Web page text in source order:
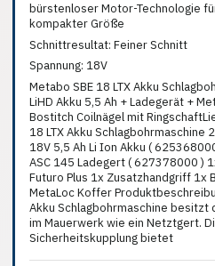
bürstenloser Motor-Technologie
kompakter Größe
Schnittresultat: Feiner Schnitt
Spannung: 18V
Metabo SBE 18 LTX Akku
LiHD Akku 5,5 Ah + Ladegerät +
Bostitch Coilnägel mit
18 LTX Akku Schlagbohrmaschine
18V 5,5 Ah Li Ion Akku (
ASC 145 Ladegert ( 627378000 )
Futuro Plus 1x Zusatzhandgriff 1x
MetaLoc Koffer
Akku Schlagbohrmaschine besitzt
im Mauerwerk wie ein Netztgert.
Sicherheitskupplung bietet